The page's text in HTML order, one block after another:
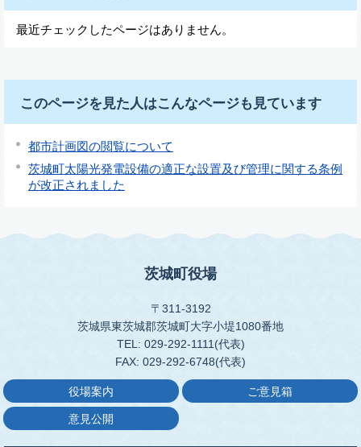
最近チェックしたページはありません。
このページを見た人はこんなページも見ています
都市計画図の閲覧について
茨城町太陽光発電設備の適正な設置及び管理に関する条例
が改正されました
茨城町役場
〒311-3192
茨城県東茨城郡茨城町大字小堤1080番地
TEL: 029-292-1111(代表)
FAX: 029-292-6748(代表)
役場案内 ご意見箱
意見公開